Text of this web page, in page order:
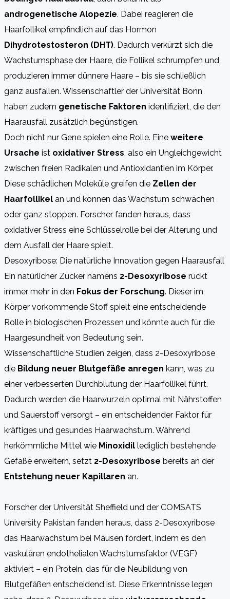
androgenetische Alopezie. Dabei reagieren die
Haarfollikel empfindlich auf das Hormon
Dihydrotestosteron (DHT). Dadurch verkürzt sich die
Wachstumsphase der Haare, die Follikel schrumpfen und
produzieren immer dünnere Haare – bis sie schließlich
ganz ausfallen. Wissenschaftler der Universität Bonn
haben zudem genetische Faktoren identifiziert, die den
Haarausfall zusätzlich begünstigen.
Doch nicht nur Gene spielen eine Rolle. Eine weitere
Ursache ist oxidativer Stress, also ein Ungleichgewicht
zwischen freien Radikalen und Antioxidantien im Körper.
Diese schädlichen Moleküle greifen die Zellen der
Haarfollikel an und können das Wachstum schwächen
oder ganz stoppen. Forscher fanden heraus, dass
oxidativer Stress eine Schlüsselrolle bei der Alterung und
dem Ausfall der Haare spielt.
Desoxyribose: Die natürliche Innovation gegen Haarausfall
Ein natürlicher Zucker namens 2-Desoxyribose rückt
immer mehr in den Fokus der Forschung. Dieser im
Körper vorkommende Stoff spielt eine entscheidende
Rolle in biologischen Prozessen und könnte auch für die
Haargesundheit von Bedeutung sein.
Wissenschaftliche Studien zeigen, dass 2-Desoxyribose
die Bildung neuer Blutgefäße anregen kann, was zu
einer verbesserten Durchblutung der Haarfollikel führt.
Dadurch werden die Haarwurzeln optimal mit Nährstoffen
und Sauerstoff versorgt – ein entscheidender Faktor für
kräftiges und gesundes Haarwachstum. Während
herkömmliche Mittel wie Minoxidil lediglich bestehende
Gefäße erweitern, setzt 2-Desoxyribose bereits an der
Entstehung neuer Kapillaren an.
Forscher der Universität Sheffield und der COMSATS
University Pakistan fanden heraus, dass 2-Desoxyribose
das Haarwachstum bei Mäusen fördert, indem es den
vaskulären endothelialen Wachstumsfaktor (VEGF)
aktiviert – ein Protein, das für die Neubildung von
Blutgefäßen entscheidend ist. Diese Erkenntnisse legen